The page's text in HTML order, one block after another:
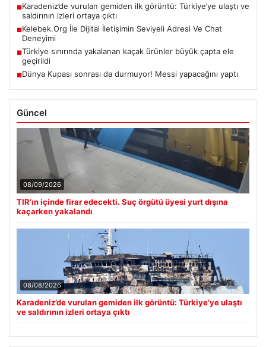
■Karadeniz’de vurulan gemiden ilk görüntü: Türkiye’ye ulaştı ve
saldırının izleri ortaya çıktı
■Kelebek.Org İle Dijital İletişimin Seviyeli Adresi Ve Chat
Deneyimi
■Türkiye sınırında yakalanan kaçak ürünler büyük çapta ele
geçirildi
■Dünya Kupası sonrası da durmuyor! Messi yapacağını yaptı
Güncel
08/09/2026
TIR’ın içinde firar edecekti. Suç örgütü üyesi yurt dışına
kaçarken yakalandı
08/08/2026
Karadeniz’de vurulan gemiden ilk görüntü: Türkiye’ye ulaştı
ve saldırının izleri ortaya çıktı